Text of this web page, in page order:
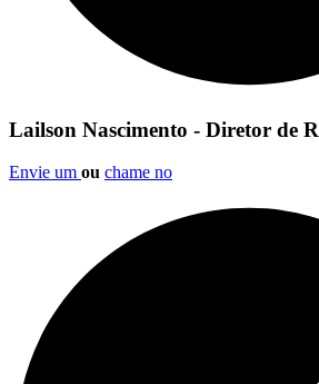
Lailson Nascimento - Diretor de
Envie um ou chame no